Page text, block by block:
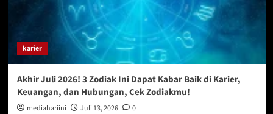
karier
Akhir Juli 2026! 3 Zodiak Ini Dapat Kabar Baik di Karier,
Keuangan, dan Hubungan, Cek Zodiakmu!
mediahariini Juli 13, 2026 0